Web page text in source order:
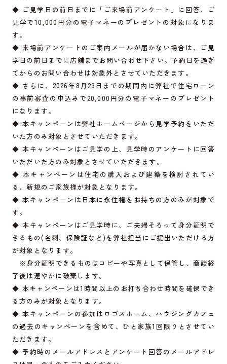
◆ ご見学日の前日までに「ご来場前アンケート」に回答、ご
見学で10,000円分の電子マネーのプレゼントの対象になりま
す。
◆ 来場前アンケートのご案内メールが届かない場合は、ご見
学日の前日までに店舗までお問い合わせ下さい。予約日を過ぎ
てからのお問い合わせは対象外とさせていただきます。
◆ さらに、2026年8月23日までの期間内に弊社で住宅ローン
の事前審査の申込みで20,000円分の電子マネーのプレゼント
になります。
◆ 本キャンペーンは弊社ホームページから見学予約をいただ
いた方のみ対象とさせていただきます。
◆ 本キャンペーンはご見学の上、見学時のアンケートに回答
いただいた方のみ対象とさせていただきます。
◆ 本キャンペーンは住宅の購入および建築を検討されてい
る、新規のご家族様が対象となります。
◆ 本キャンペーンは日本に永住権をお持ちの方のみが対象で
す。
◆ 本キャンペーンはご見学時に、ご夫婦そろって身分証明で
きるもの(名刺、保険証など)を弊社担当にご提出いただける方
が対象となります。
※身分証明できるものはコピーや写真として保管し、商談終
了後は速やかに破棄します。
◆ 本キャンペーンは1時間以上のお打ち合わせ時間を確保でき
る方のみが対象となります。
◆ 本キャンペーンの参加はロゴスホーム、ハウジングカフェ
の過去のキャンペーンを含めて、ひと家族1回限りとさせてい
ただきます。
◆ 予約時のメールアドレスとアンケート回答のメールアドレ